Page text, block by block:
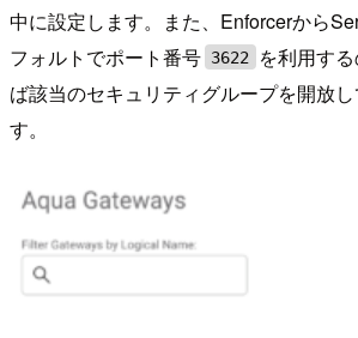
中に設定します。また、Enforcerから
フォルトでポート番号 3622
を利用す
ば該当のセキュリティグループを開放
す。